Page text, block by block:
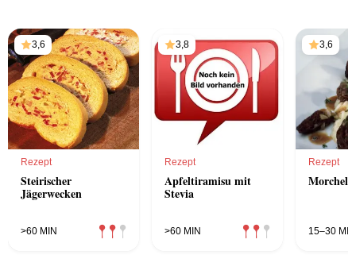
3,6
Rezept
Steirischer
Jägerwecken
>60 MIN
3,8
Rezept
Apfeltiramisu mit
Stevia
>60 MIN
3,6
Rezept
15–30 MIN